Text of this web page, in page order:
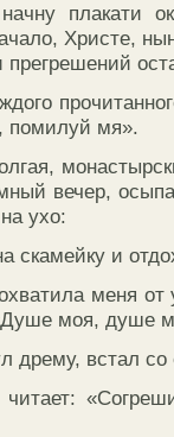
плакати
Христе,
помилуй мя».
вечер,
ухо:
скамейку и
меня от
моя, душе
дрему, встал со